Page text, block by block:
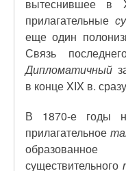
вытеснившее в
прилагательные
еще один
Связь
Дипломатичный
в конце XIX в.
В 1870-е годы
прилагательное
существительного